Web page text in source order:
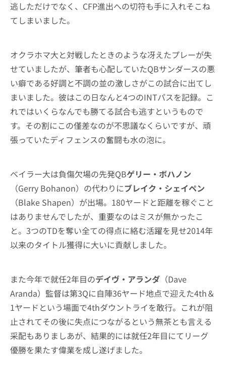
逃しただけでなく、CFP進出への切符も手に入れそこね
てしまいました。
オクラホマ大と対戦したときのような冴えたプレーが失
せていましたが、筆者も心配していたQBサンダースの悪
い癖である好調と不調の並の激しさがこの試合に出てし
まいました。彼はこの日なんと4つのINTパスを記録。こ
れではいくらなんでも勝てる試合も逃すというもので
す。その割にこの僅差なのが不思議なくらいですが、頑
張っていたディフェンスの奮闘も水の泡に。
ベイラー大は負傷欠場の先発QBゲリー・ボハノン
（Gerry Bohanon）の代わりにブレイク・シェイペン
（Blake Shapen）が出場。180ヤードと距離を稼ぐこと
はありませんでしたが、重要なのはミスが無かったこ
と。3つのTDを奪い全ての得点に絡む活躍を見せ2014年
以来のタイトル獲得に大いに貢献しました。
また今年で就任2年目のデイヴ・アランダ （Dave
Aranda）監督は第3Qに自陣36ヤード地点で迎えた4th＆
1ヤードという場面で4thダウントライを敢行。これが阻
止されてその後に失点につながるという無茶とも言える
采配もありましあが、結果的には就任2年目にてリーグ
優勝を果たす偉業を成し遂げました。